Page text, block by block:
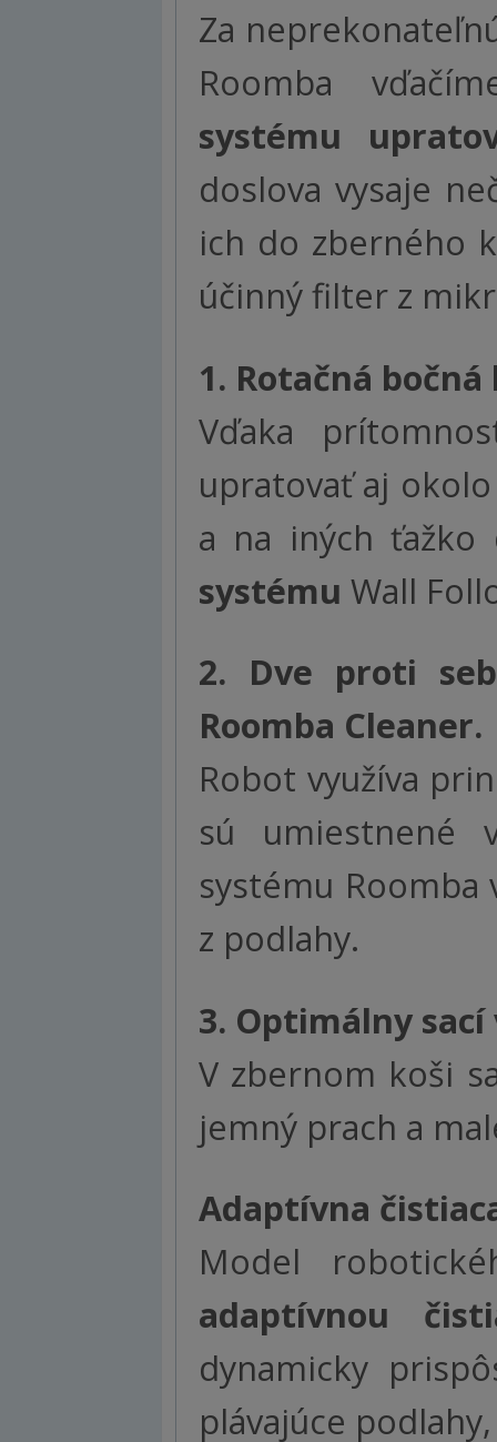
Za
Roomba
systému
doslova vysaje
ich do zberného
účinný filter z
1. Rotačná
Vďaka
upratovať aj
a na iných ťažko
systému Wall
2. Dve proti
Roomba Cleaner.
Robot využíva
sú umiestnené
systému
z podlahy.
3. Optimálny
V zbernom koši
jemný prach a
Adaptívna
Model
adaptívnou
dynamicky
plávajúce